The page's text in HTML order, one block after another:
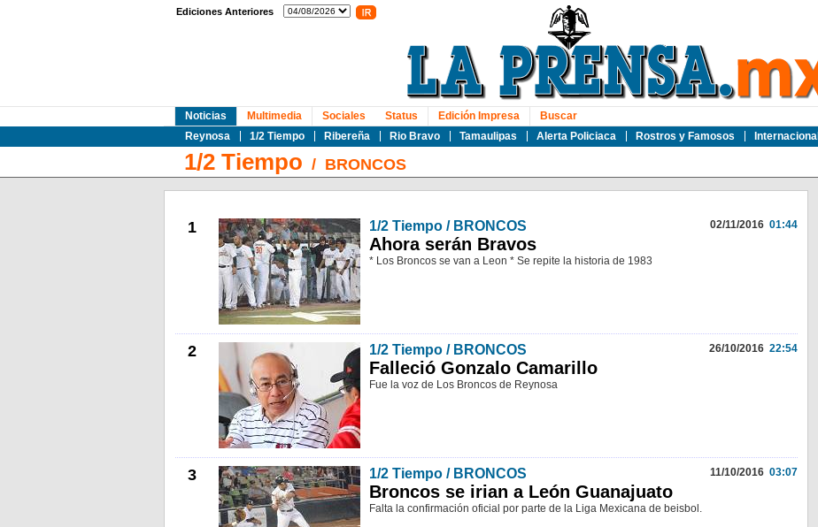
Ediciones Anteriores
Noticias
Reynosa
1/2 Tiempo Ribereña Rio Bravo Tamaulipas Alerta Policiaca Rostros y Famosos Internacional
Multimedia Sociales Status Edición Impresa Buscar
1/2 Tiempo / BRONCOS
1 1/2 Tiempo / BRONCOS 02/11/201601:44
Ahora serán Bravos
* Los Broncos se van a Leon * Se repite la historia de 1983
2 1/2 Tiempo / BRONCOS 26/10/201622:54
Falleció Gonzalo Camarillo
Fue la voz de Los Broncos de Reynosa
3 1/2 Tiempo / BRONCOS 11/10/201603:07
Broncos se irian a León Guanajuato
Falta la confirmación oficial por parte de la Liga Mexicana de beisbol.